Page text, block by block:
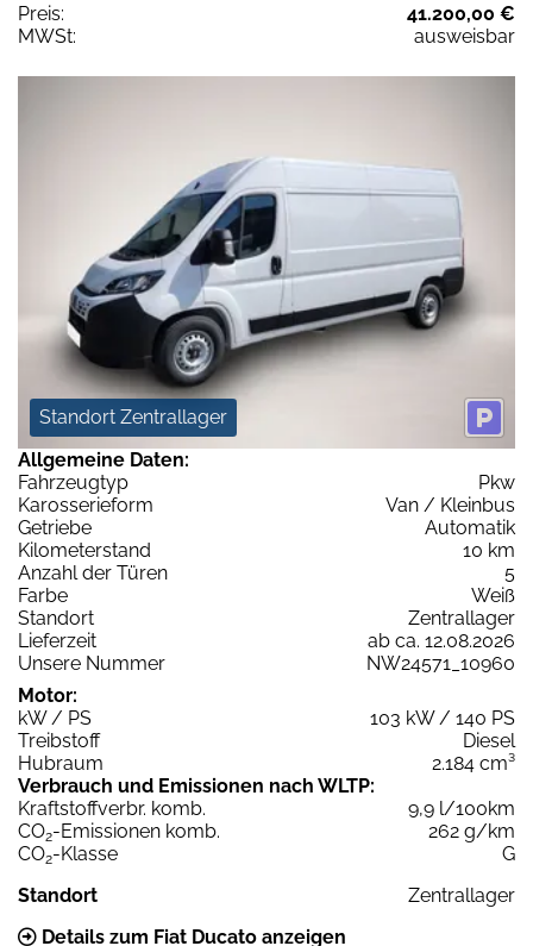
Preis:
41.200,00 €
MWSt:
ausweisbar
Standort Zentrallager
Allgemeine Daten:
Fahrzeugtyp
Pkw
Karosserieform
Van / Kleinbus
Getriebe
Automatik
Kilometerstand
10 km
Anzahl der Türen
5
Farbe
Weiß
Standort
Zentrallager
Lieferzeit
ab ca. 12.08.2026
Unsere Nummer
NW24571_10960
Motor:
kW / PS
103 kW / 140 PS
Treibstoff
Diesel
Hubraum
2.184 cm³
Verbrauch und Emissionen nach WLTP:
Kraftstoffverbr. komb.
9,9 l/100km
CO2-Emissionen komb.
262 g/km
CO2-Klasse
G
Standort
Zentrallager
Details zum Fiat Ducato anzeigen